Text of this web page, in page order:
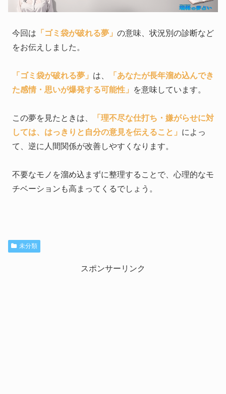
今回は 「ゴミ袋が破れる夢」 の意味、状況別の診断など
をお伝えしました。
「ゴミ袋が破れる夢」 は、
「あなたが長年溜め込んでき
た感情・思いが爆発する可能性」
を意味しています。
この夢を見たときは、
「理不尽な仕打ち・嫌がらせに対
しては、はっきりと自分の意見を伝えること」 によっ
て、逆に人間関係が改善しやすくなります。
不要なモノを溜め込まずに整理することで、心理的なモ
チベーションも高まってくるでしょう。
未分類
スポンサーリンク